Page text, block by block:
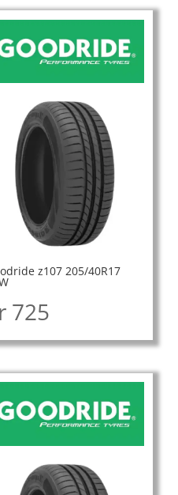
z107 205/40R17
725